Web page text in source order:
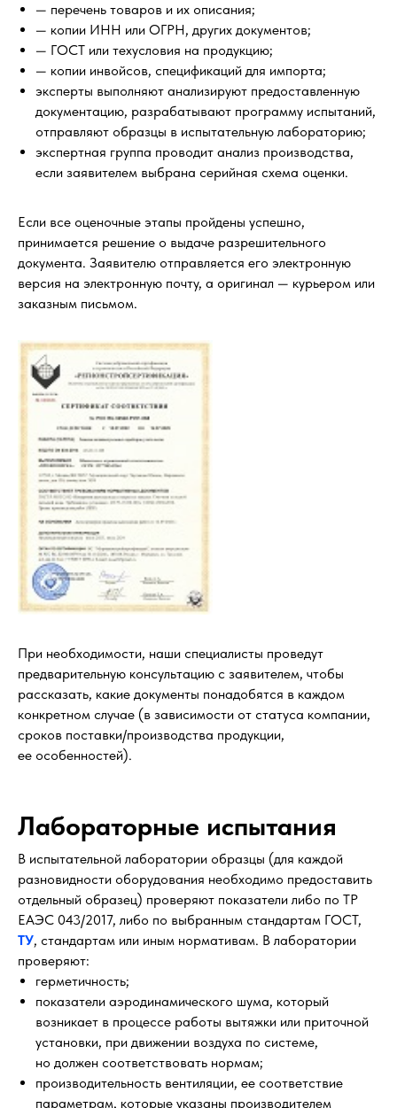
— перечень товаров и их описания;
— копии ИНН или ОГРН, других документов;
— ГОСТ или техусловия на продукцию;
— копии инвойсов, спецификаций для импорта;
эксперты выполняют анализируют предоставленную
документацию, разрабатывают программу испытаний,
отправляют образцы в испытательную лабораторию;
экспертная группа проводит анализ производства,
если заявителем выбрана серийная схема оценки.
Если все оценочные этапы пройдены успешно,
принимается решение о выдаче разрешительного
документа. Заявителю отправляется его электронную
версия на электронную почту, а оригинал — курьером или
заказным письмом.
При необходимости, наши специалисты проведут
предварительную консультацию с заявителем, чтобы
рассказать, какие документы понадобятся в каждом
конкретном случае (в зависимости от статуса компании,
сроков поставки/производства продукции,
ее особенностей).
Лабораторные испытания
В испытательной лаборатории образцы (для каждой
разновидности оборудования необходимо предоставить
отдельный образец) проверяют показатели либо по ТР
ЕАЭС 043/2017, либо по выбранным стандартам ГОСТ,
ТУ, стандартам или иным нормативам. В лаборатории
проверяют:
герметичность;
показатели аэродинамического шума, который
возникает в процессе работы вытяжки или приточной
установки, при движении воздуха по системе,
но должен соответствовать нормам;
производительность вентиляции, ее соответствие
параметрам, которые указаны производителем